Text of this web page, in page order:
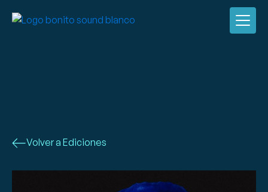
Volver a Ediciones